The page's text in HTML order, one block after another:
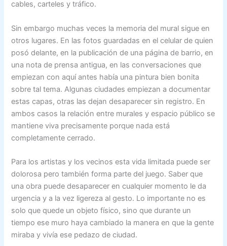
cables, carteles y tráfico.
Sin embargo muchas veces la memoria del mural sigue en
otros lugares. En las fotos guardadas en el celular de quien
posó delante, en la publicación de una página de barrio, en
una nota de prensa antigua, en las conversaciones que
empiezan con aquí antes había una pintura bien bonita
sobre tal tema. Algunas ciudades empiezan a documentar
estas capas, otras las dejan desaparecer sin registro. En
ambos casos la relación entre murales y espacio público se
mantiene viva precisamente porque nada está
completamente cerrado.
Para los artistas y los vecinos esta vida limitada puede ser
dolorosa pero también forma parte del juego. Saber que
una obra puede desaparecer en cualquier momento le da
urgencia y a la vez ligereza al gesto. Lo importante no es
solo que quede un objeto físico, sino que durante un
tiempo ese muro haya cambiado la manera en que la gente
miraba y vivía ese pedazo de ciudad.